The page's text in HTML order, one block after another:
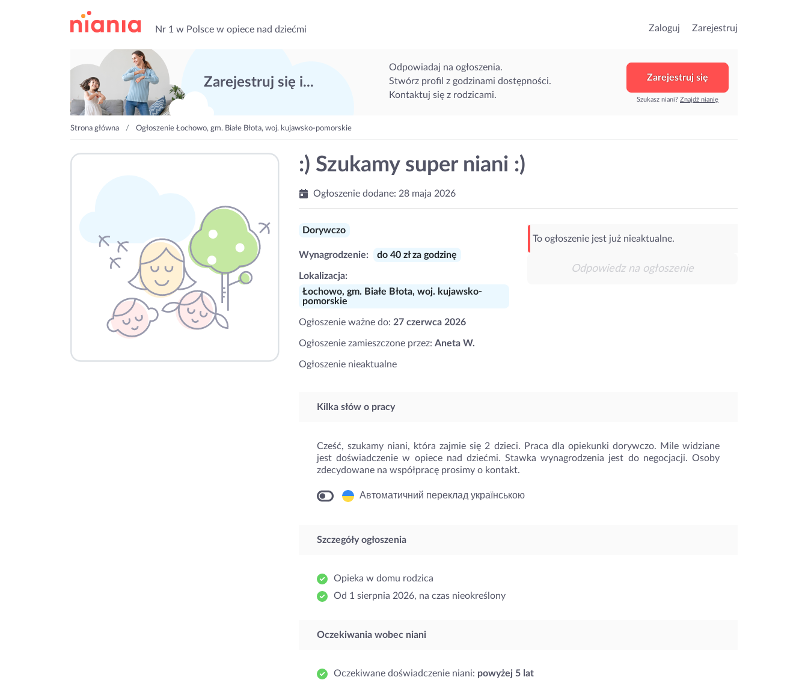
Nr 1 w Polsce w opiece nad dziećmi Zaloguj Zarejestruj
Zarejestruj się i...
Odpowiadaj na ogłoszenia.
Stwórz profil z godzinami dostępności.
Kontaktuj się z rodzicami.
Zarejestruj się
Szukasz niani? Znajdź nianię
Strona główna Ogłoszenie Łochowo, gm. Białe Błota, woj. kujawsko-pomorskie
:) Szukamy super niani :)
Ogłoszenie dodane: 28 maja 2026
Dorywczo
Wynagrodzenie: do 40 zł za godzinę
Lokalizacja:
Łochowo, gm. Białe Błota, woj. kujawsko-
pomorskie
Ogłoszenie ważne do: 27 czerwca 2026
Ogłoszenie zamieszczone przez: Aneta W.
Ogłoszenie nieaktualne
To ogłoszenie jest już nieaktualne.
Odpowiedz na ogłoszenie
Kilka słów o pracy
Cześć, szukamy niani, która zajmie się 2 dzieci. Praca dla opiekunki dorywczo. Mile widziane
jest doświadczenie w opiece nad dziećmi. Stawka wynagrodzenia jest do negocjacji. Osoby
zdecydowane na współpracę prosimy o kontakt.
Автоматичний переклад українською
Szczegóły ogłoszenia
Opieka w domu rodzica
Od 1 sierpnia 2026, na czas nieokreślony
Oczekiwania wobec niani
Oczekiwane doświadczenie niani: powyżej 5 lat